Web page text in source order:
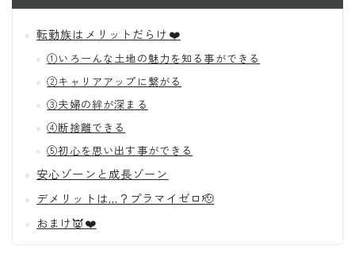
転勤族はメリットだらけ❤️
①いろーんな土地の魅力を知る事ができる
②キャリアアップに繋がる
③夫婦の絆が深まる
④断捨離できる
⑤初心を思い出す事ができる
安心ゾーンと成長ゾーン
デメリットは…？プラマイゼロ🫡
おまけ👿❤️